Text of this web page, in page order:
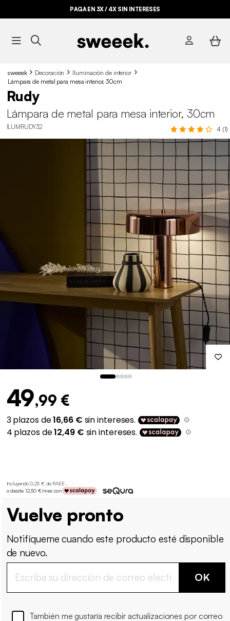
PAGA EN 3X / 4X SIN INTERESES
sweeek Decoración
Iluminación de interior
Lámpara de metal para mesa interior, 30cm
Rudy
Lámpara de metal para mesa interior, 30cm
ILUMRUDY32 4 (1)
49,99 €
Incluyendo 0,25 € de RAEE .
o desde 12,50 €/mes con
Vuelve pronto
Notifíqueme cuando este producto esté disponible
de nuevo.
OK
También me gustaría recibir actualizaciones por correo